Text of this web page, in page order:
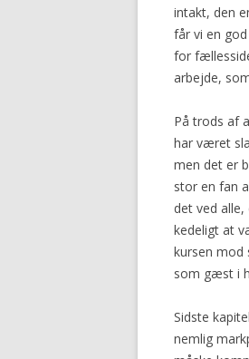
intakt, den
får vi en
for
arbejde,
På trods af
har været
men det er
stor en fan
det ved
kedeligt at
kursen mod
som gæst i
Sidste
nemlig